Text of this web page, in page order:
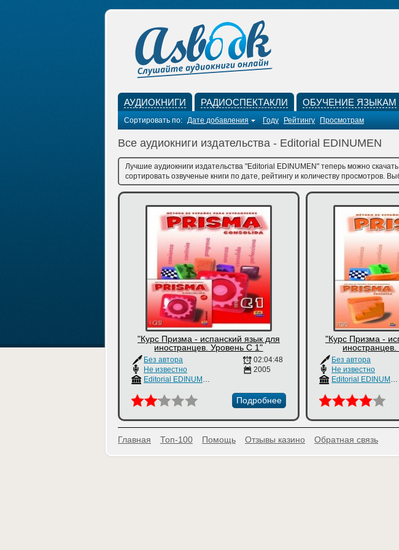
АУДИОКНИГИ РАДИОСПЕКТАКЛИ ОБУЧЕНИЕ ЯЗЫКАМ
Сортировать по: Дате добавления Году Рейтингу Просмотрам
Все аудиокниги издательства - Editorial EDINUMEN
Лучшие аудиокниги издательства "Editorial EDINUMEN" теперь можно
сортировать озвученые книги по дате, рейтингу и количеству просмотров.
"Курс Призма - испанский язык для
иностранцев. Уровень С 1"
Без автора
Не известно
Editorial EDINUMEN
02:04:48
2005
Подробнее
"Курс Призма -
Без автора
Не известно
Editorial EDINUMEN
Главная Топ-100 Помощь Отзывы казино Обратная связь